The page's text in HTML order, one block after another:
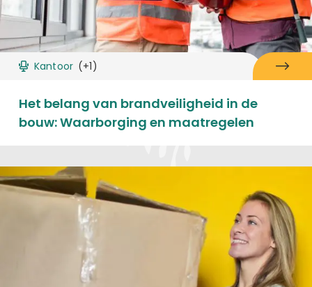
Kantoor (+1)
Het belang van brandveiligheid in de
bouw: Waarborging en maatregelen